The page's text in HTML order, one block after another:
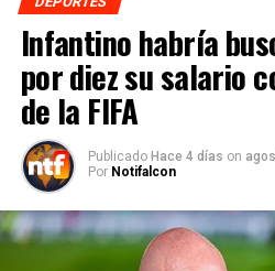
Infantino habría
por diez su salario
de la FIFA
Publicado Hace 4 días on
Por Notifalcon